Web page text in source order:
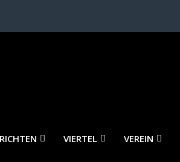
VIERTEL VEREIN